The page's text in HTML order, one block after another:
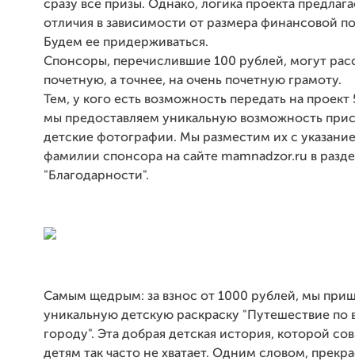
сразу все призы. Однако, логика проекта
отличия в зависимости от размера финансовой
Будем ее придерживаться.
Спонсоры, перечислившие 100 рублей, могут
почетную, а точнее, на очень почетную грамоту.
Тем, у кого есть возможность передать на
мы предоставляем уникальную возможность
детские фотографии. Мы разместим их с
фамилии спонсора на сайте mamnadzor.ru в
"Благодарности".
Самым щедрым: за взнос от 1000 рублей, мы
уникальную детскую раскраску "Путешествие
городу". Эта добрая детская история, которой
детям так часто не хватает. Одним словом,